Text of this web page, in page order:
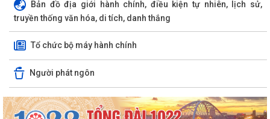
Bản đồ địa giới hành chính, điều kiện tự nhiên, lịch sử,
truyền thống văn hóa, di tích, danh thắng
Tổ chức bộ máy hành chính
Người phát ngôn